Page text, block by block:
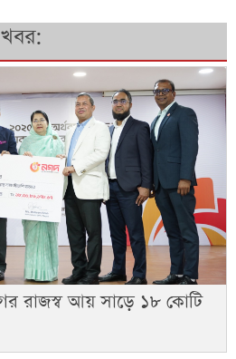
রাজস্ব আয় সাড়ে ১৮ কোটি